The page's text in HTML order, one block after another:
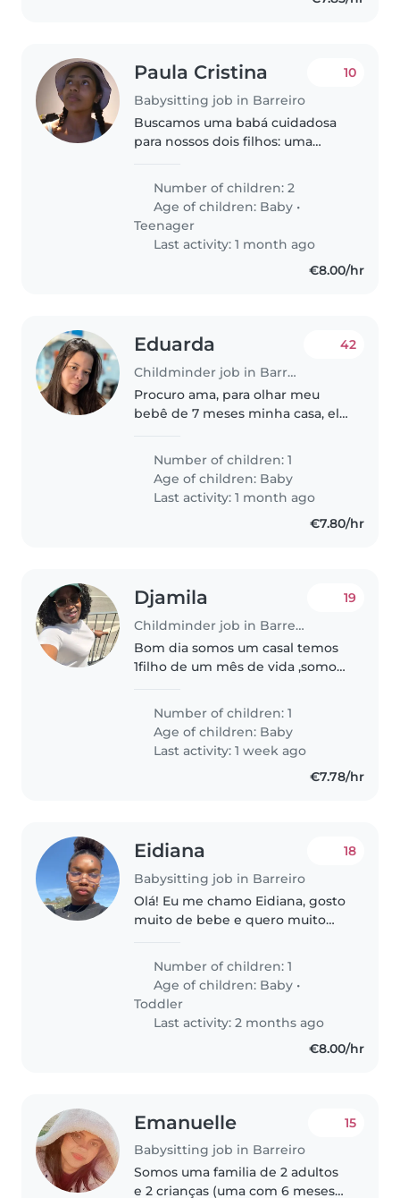
Paula Cristina
Babysitting job in Barreiro
10
Buscamos uma babá cuidadosa
para nossos dois filhos: uma
adolescente amigável.
Precisamos de alguém confiável
e carinhoso para cuidar deles em
vossa casa ...
Number of children: 2
Age of children: Baby •
Teenager
Last activity: 1 month ago
€8.00/hr
Eduarda
Childminder job in Barreiro
42
Procuro ama, para olhar meu
bebê de 7 meses minha casa, ele
esperto, amoro e calmo. Procuro
pessoa com experiência que siga
a rotina dele, brinque e o ajude..
Number of children: 1
Age of children: Baby
Last activity: 1 month ago
€7.80/hr
Djamila
Childminder job in Barreiro
19
Bom dia somos um casal temos
1filho de um mês de vida ,somos
estamos a procura de uma Ama
apartir dos 6meses de vida do
nosso bebé, precisamos de uma..
Number of children: 1
Age of children: Baby
Last activity: 1 week ago
€7.78/hr
Eidiana
Babysitting job in Barreiro
18
Olá! Eu me chamo Eidiana, gosto
muito de bebe e quero muito
Number of children: 1
Age of children: Baby •
Toddler
Last activity: 2 months ago
€8.00/hr
Emanuelle
Babysitting job in Barreiro
15
Somos uma familia de 2 adultos
e 2 crianças (uma com 6 meses